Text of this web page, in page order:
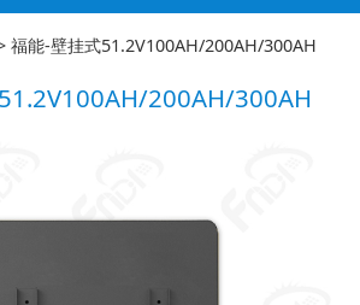
式
200AH/
福能-壁挂式51.2V100AH/200AH/300AH
200AH/300AH